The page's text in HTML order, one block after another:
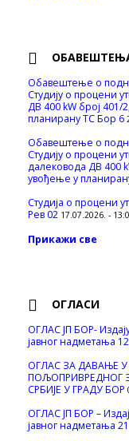
Обавештење о
Студију о процени
ДВ 400 kW број
планирану ТС Бор 6
Обавештење о
Студију о процени
далековода ДВ 400
увођење у
Студија о процени
Рев 02 17.07.2026. -
Прикажи све
ОГЛАСИ
ОГЛАС ЈП БОР-
јавног надметања
ОГЛАС ЗА ДАВАЊЕ
ПОЉОПРИВРЕДНОГ
СРБИЈЕ У ГРАДУ БОР
ОГЛАС ЈП БОР –
јавног надметања